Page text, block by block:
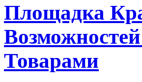
Площадка
Товарами